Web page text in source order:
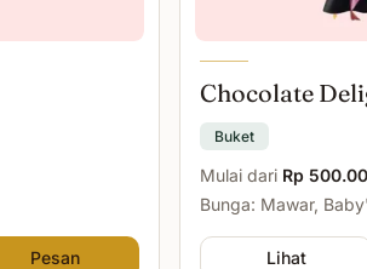
Pesan
Chocolate
Buket
Mulai dari Rp
Bunga: Mawar,
Lihat